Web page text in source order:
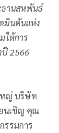
ธานสหพันธ์
มินตันแห่ง
ให้การ
2566
หญ่ บริษัท
นเชิญ คุณ
รมการ